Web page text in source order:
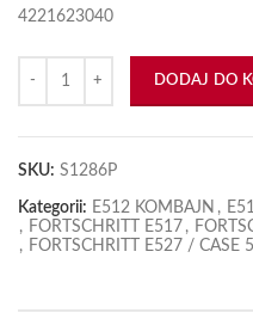
4221623040
DODAJ DO
SKU: S1286P
Kategorii: E512 KOMBAJN ,
, FORTSCHRITT E517 ,
, FORTSCHRITT E527 / CASE